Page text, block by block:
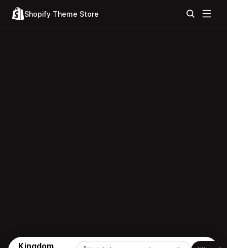
Shopify Theme Store
Kingdom